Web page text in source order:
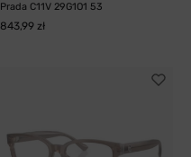
Prada C11V 29G1O1 53
843,99 zł